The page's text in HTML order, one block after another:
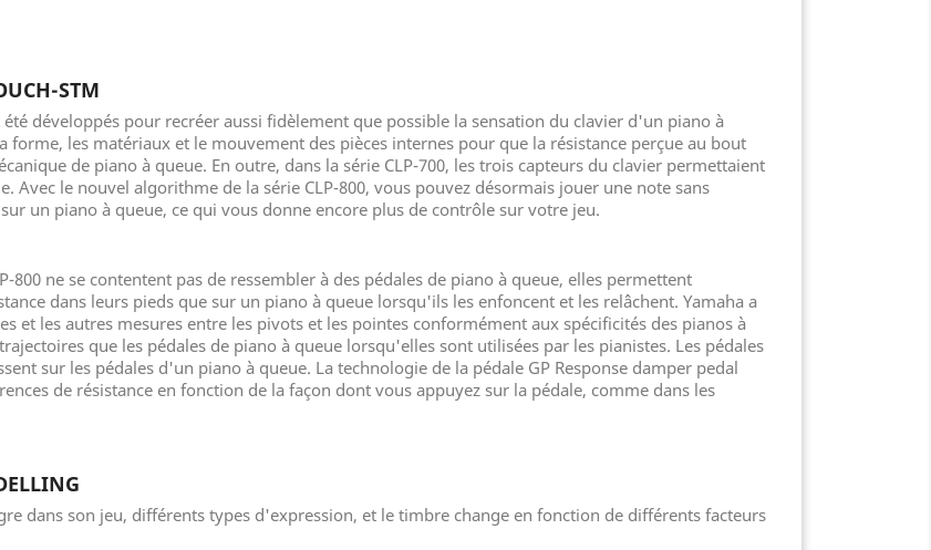
STM
été développés pour recréer aussi fidèlement que possible la sensation du clavier d'un piano à
forme, les matériaux et le mouvement des pièces internes pour que la résistance perçue au bout
de piano à queue. En outre, dans la série CLP-700, les trois capteurs du clavier permettaient
Avec le nouvel algorithme de la série CLP-800, vous pouvez désormais jouer une note sans
un piano à queue, ce qui vous donne encore plus de contrôle sur votre jeu.
800 ne se contentent pas de ressembler à des pédales de piano à queue, elles permettent
dans leurs pieds que sur un piano à queue lorsqu'ils les enfoncent et les relâchent. Yamaha a
et les autres mesures entre les pivots et les pointes conformément aux spécificités des pianos à
que les pédales de piano à queue lorsqu'elles sont utilisées par les pianistes. Les pédales
sur les pédales d'un piano à queue. La technologie de la pédale GP Response damper pedal
de résistance en fonction de la façon dont vous appuyez sur la pédale, comme dans les
dans son jeu, différents types d'expression, et le timbre change en fonction de différents facteurs